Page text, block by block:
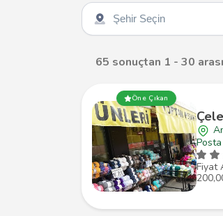
Şehir seçin
65 sonuçtan 1 - 30
Öne Çıkan
Fiyat